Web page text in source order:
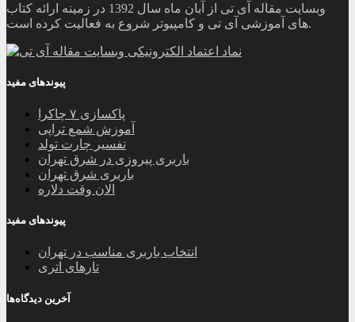
وبسایت مقاله آی تی از آبان ماه سال 1392 در زمینه ارائه کتاب
های آموزشی آی تی و کامپیوتر شروع به فعالیت کرده است.
پیوندهای مفید
پاکسازی ۷ چاکرا
آموزش شمع تراپی
تفسیر چارت تولد
باربری پیروزی در شرق تهران
باربری شرق تهران
الان وقت دلاره
پیوندهای مفید
انتخاب باربری مناسب در تهران
تارهای اتری
آخرین دیدگاه‌ها